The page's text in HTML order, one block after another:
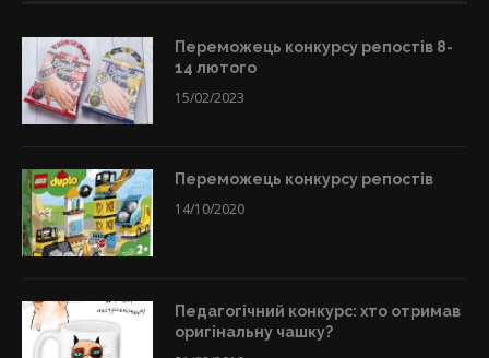
Переможець конкурсу репостів 8-
14 лютого
15/02/2023
Переможець конкурсу репостів
14/10/2020
Педагогічний конкурс: хто отримав
оригінальну чашку?